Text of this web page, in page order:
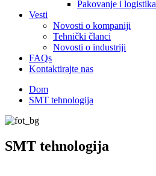
Pakovanje i logistika
Vesti
Novosti o kompaniji
Tehnički članci
Novosti o industriji
FAQs
Kontaktirajte nas
Dom
SMT tehnologija
SMT tehnologija